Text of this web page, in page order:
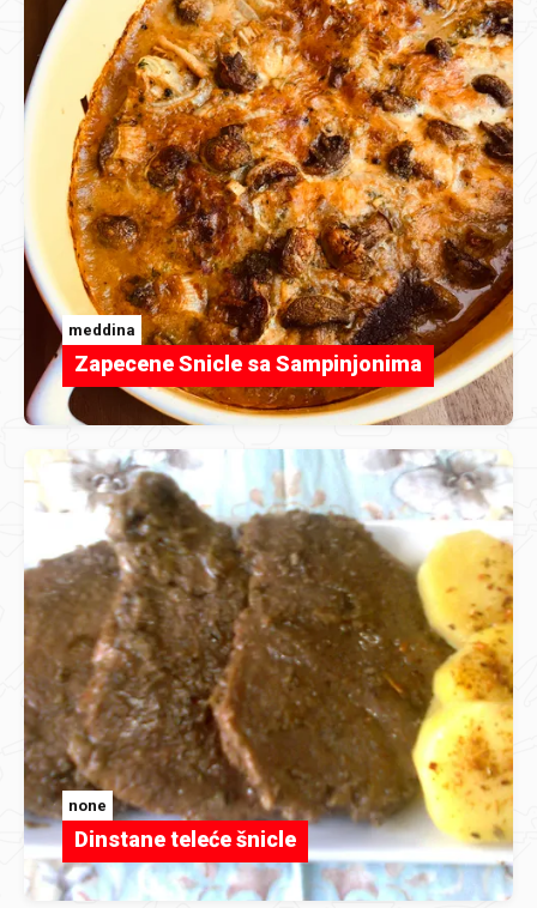
meddina
Zapecene Snicle sa Sampinjonima
none
Dinstane teleće šnicle